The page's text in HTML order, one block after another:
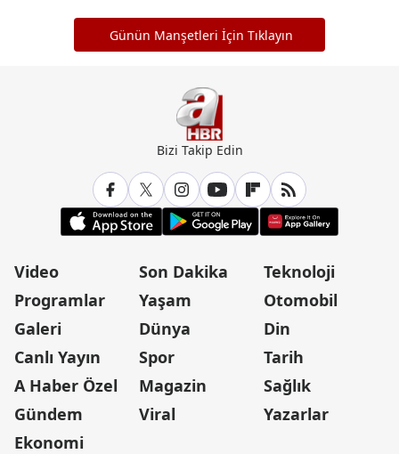
Günün Manşetleri İçin Tıklayın
Bizi Takip Edin
Video
Programlar
Galeri
Canlı Yayın
A Haber Özel
Gündem
Ekonomi
Son Dakika
Yaşam
Dünya
Spor
Magazin
Viral
Teknoloji
Otomobil
Din
Tarih
Sağlık
Yazarlar